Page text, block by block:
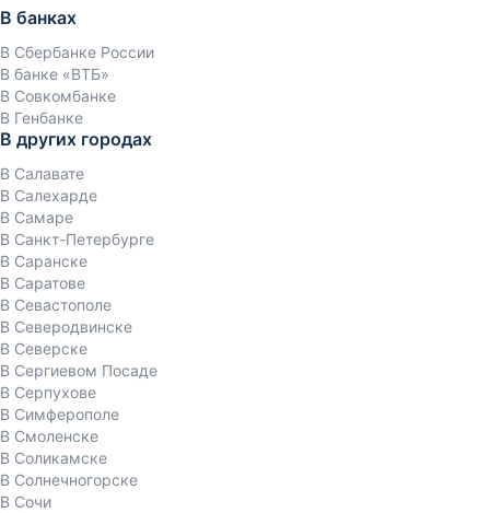
В банках
В Сбербанке России
В банке «ВТБ»
В Совкомбанке
В Генбанке
В других городах
В Салавате
В Салехарде
В Самаре
В Санкт-Петербурге
В Саранске
В Саратове
В Севастополе
В Северодвинске
В Северске
В Сергиевом Посаде
В Серпухове
В Симферополе
В Смоленске
В Соликамске
В Солнечногорске
В Сочи